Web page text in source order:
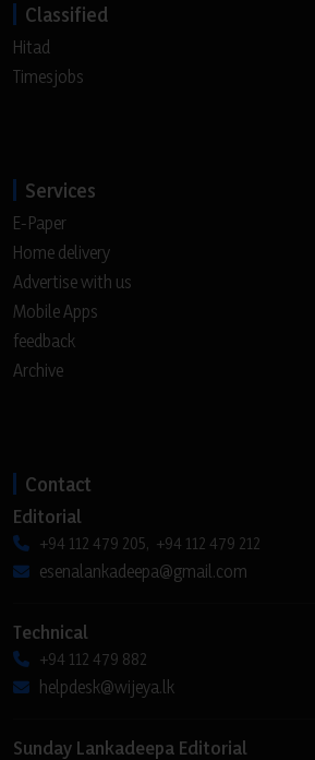
Classified
Hitad
Timesjobs
Services
E-Paper
Home delivery
Advertise with us
Mobile Apps
feedback
Archive
Contact
Editorial
+94 112 479 205, +94 112 479 212
esenalankadeepa@gmail.com
Technical
+94 112 479 882
helpdesk@wijeya.lk
Sunday Lankadeepa Editorial